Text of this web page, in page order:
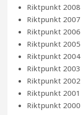
Riktpunkt 2008
Riktpunkt 2007
Riktpunkt 2006
Riktpunkt 2005
Riktpunkt 2004
Riktpunkt 2003
Riktpunkt 2002
Riktpunkt 2001
Riktpunkt 2000